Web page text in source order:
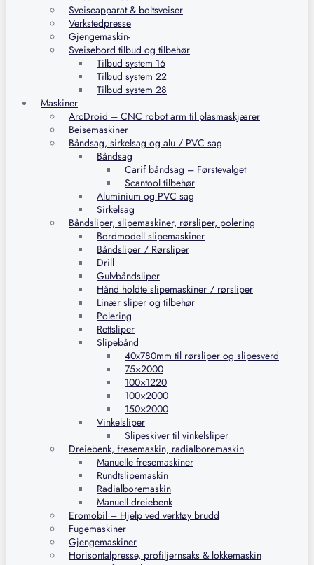
Sveiseapparat & boltsveiser
Verkstedpresse
Gjengemaskin-
Sveisebord tilbud og tilbehør
Tilbud system 16
Tilbud system 22
Tilbud system 28
Maskiner
ArcDroid – CNC robot arm til plasmaskjærer
Beisemaskiner
Båndsag, sirkelsag og alu / PVC sag
Båndsag
Carif båndsag – Førstevalget
Scantool tilbehør
Aluminium og PVC sag
Sirkelsag
Båndsliper, slipemaskiner, rørsliper, polering
Bordmodell slipemaskiner
Båndsliper / Rørsliper
Drill
Gulvbåndsliper
Hånd holdte slipemaskiner / rørsliper
Linær sliper og tilbehør
Polering
Rettsliper
Slipebånd
40x780mm til rørsliper og slipesverd
75×2000
100×1220
100×2000
150×2000
Vinkelsliper
Slipeskiver til vinkelsliper
Dreiebenk, fresemaskin, radialboremaskin
Manuelle fresemaskiner
Rundtslipemaskin
Radialboremaskin
Manuell dreiebenk
Eromobil – Hjelp ved verktøy brudd
Fugemaskiner
Gjengemaskiner
Horisontalpresse, profiljernsaks & lokkemaskin